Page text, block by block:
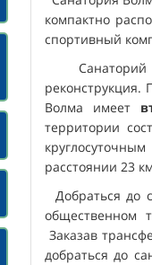
компактно
спортивный
Санаторий
реконструкция.
Волма имеет
территории
расстоянии 23
Добраться до
общественном
Заказав
добраться до
определенный
полужидкой
предлагается
эффективного
системы
Для
Грязи
Грязевых
Просмотр
Экскурсии
Музей
Обзорная
По